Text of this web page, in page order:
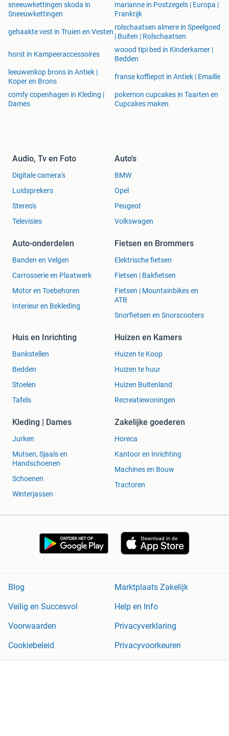
sneeuwkettingen skoda in
Sneeuwkettingen
marianne in Postzegels | Europa |
Frankrijk
gehaakte vest in Truien en Vesten
rolschaatsen almere in Speelgoed
| Buiten | Rolschaatsen
horst in Kampeeraccessoires
woood tipi bed in Kinderkamer |
Bedden
leeuwenkop brons in Antiek |
Koper en Brons
franse koffiepot in Antiek | Emaille
comfy copenhagen in Kleding |
Dames
pokemon cupcakes in Taarten en
Cupcakes maken
Audio, Tv en Foto
Digitale camera's
Luidsprekers
Stereo's
Televisies
Auto's
BMW
Opel
Peugeot
Volkswagen
Auto-onderdelen
Banden en Velgen
Carrosserie en Plaatwerk
Motor en Toebehoren
Interieur en Bekleding
Fietsen en Brommers
Elektrische fietsen
Fietsen | Bakfietsen
Fietsen | Mountainbikes en
ATB
Snorfietsen en Snorscooters
Huis en Inrichting
Bankstellen
Bedden
Stoelen
Tafels
Huizen en Kamers
Huizen te Koop
Huizen te huur
Huizen Buitenland
Recreatiewoningen
Kleding | Dames
Jurken
Mutsen, Sjaals en
Handschoenen
Schoenen
Winterjassen
Zakelijke goederen
Horeca
Kantoor en Inrichting
Machines en Bouw
Tractoren
Blog
Marktplaats Zakelijk
Veilig en Succesvol
Help en Info
Voorwaarden
Privacyverklaring
Cookiebeleid
Privacyvoorkeuren